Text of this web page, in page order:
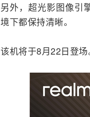
另外，超光影图像引
境下都保持清晰。
该机将于8月22日登场